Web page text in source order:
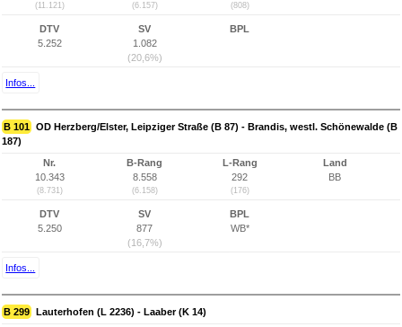
(11.121) (6.157) (808)
DTV
5.252
SV
1.082
(20,6%)
BPL
Infos...
B 101 OD Herzberg/Elster, Leipziger Straße (B 87) - Brandis, westl. Schönewalde (B
187)
Nr.
10.343
(8.731)
B-Rang
8.558
(6.158)
L-Rang
292
(176)
Land
BB
DTV
5.250
SV
877
(16,7%)
BPL
WB*
Infos...
B 299 Lauterhofen (L 2236) - Laaber (K 14)